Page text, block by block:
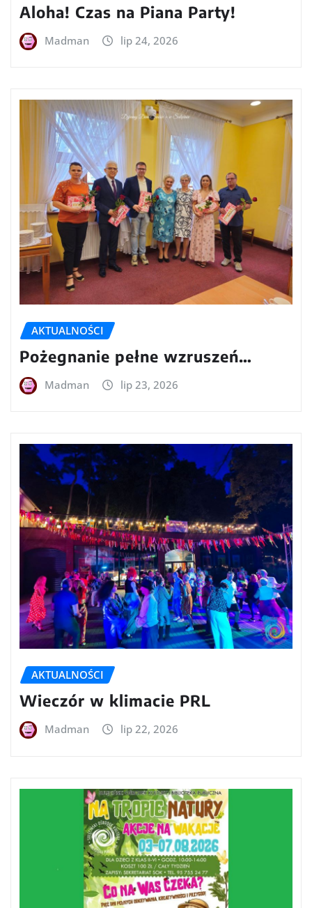
Aloha! Czas na Piana Party!
Madman lip 24, 2026
AKTUALNOŚCI
Pożegnanie pełne wzruszeń…
Madman lip 23, 2026
AKTUALNOŚCI
Wieczór w klimacie PRL
Madman lip 22, 2026